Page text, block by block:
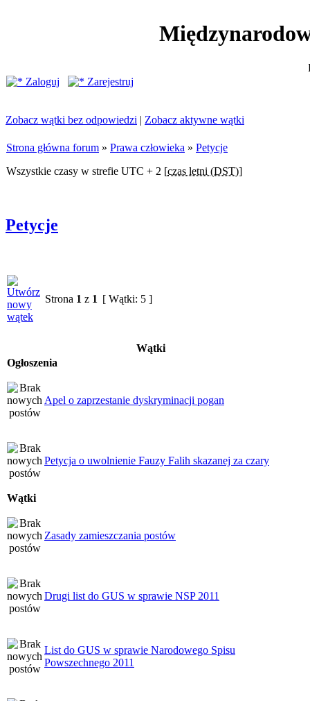
Zaloguj
Zarejestruj
Zobacz wątki bez odpowiedzi | Zobacz aktywne wątki
Strona główna forum » Prawa człowieka » Petycje
Wszystkie czasy w strefie UTC + 2 [czas letni (DST)]
Petycje
Strona 1 z 1 [ Wątki: 5 ]
Wątki
Ogłoszenia
Apel o zaprzestanie dyskryminacji pogan
Petycja o uwolnienie Fauzy Falih skazanej za czary
Wątki
Zasady zamieszczania postów
Drugi list do GUS w sprawie NSP 2011
List do GUS w sprawie Narodowego Spisu
Powszechnego 2011